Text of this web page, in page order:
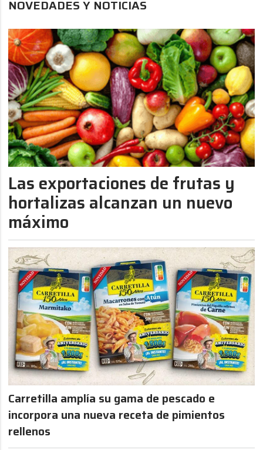
NOVEDADES Y NOTICIAS
Las exportaciones de frutas y
hortalizas alcanzan un nuevo
máximo
Carretilla amplía su gama de pescado e
incorpora una nueva receta de pimientos
rellenos